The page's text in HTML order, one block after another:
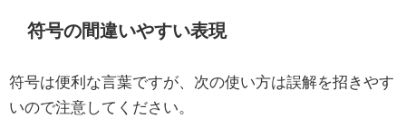
符号の間違いやすい表現
符号は便利な言葉ですが、次の使い方は誤解を招きやす
いので注意してください。